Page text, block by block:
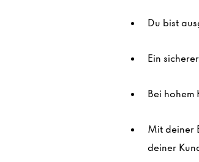
Du bist
Ein
Bei hohem
Mit deiner
deiner